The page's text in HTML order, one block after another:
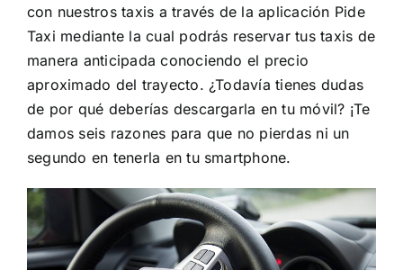
con nuestros taxis a través de la aplicación Pide
Taxi mediante la cual podrás reservar tus taxis de
manera anticipada conociendo el precio
aproximado del trayecto. ¿Todavía tienes dudas
de por qué deberías descargarla en tu móvil? ¡Te
damos seis razones para que no pierdas ni un
segundo en tenerla en tu smartphone.